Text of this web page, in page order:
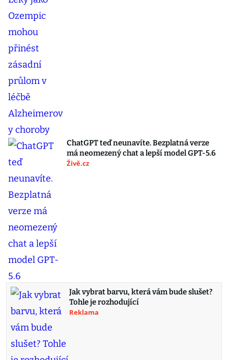
ChatGPT teď neunavíte. Bezplatná verze
má neomezený chat a lepší model GPT-5.6
Živě.cz
Jak vybrat barvu, která vám bude slušet?
Tohle je rozhodující
Reklama